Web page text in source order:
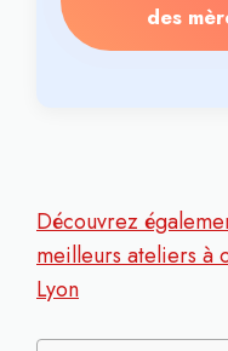
des
Découvrez
meilleurs ateliers à
Lyon